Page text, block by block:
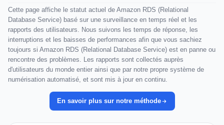
Cette page affiche le statut actuel de Amazon RDS (Relational
Database Service) basé sur une surveillance en temps réel et les
rapports des utilisateurs. Nous suivons les temps de réponse, les
interruptions et les baisses de performances afin que vous sachiez
toujours si Amazon RDS (Relational Database Service) est en panne ou
rencontre des problèmes. Les rapports sont collectés auprès
d'utilisateurs du monde entier ainsi que par notre propre système de
numérisation automatisé, et sont mis à jour en continu.
En savoir plus sur notre méthode